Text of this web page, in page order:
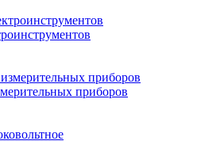
приборов